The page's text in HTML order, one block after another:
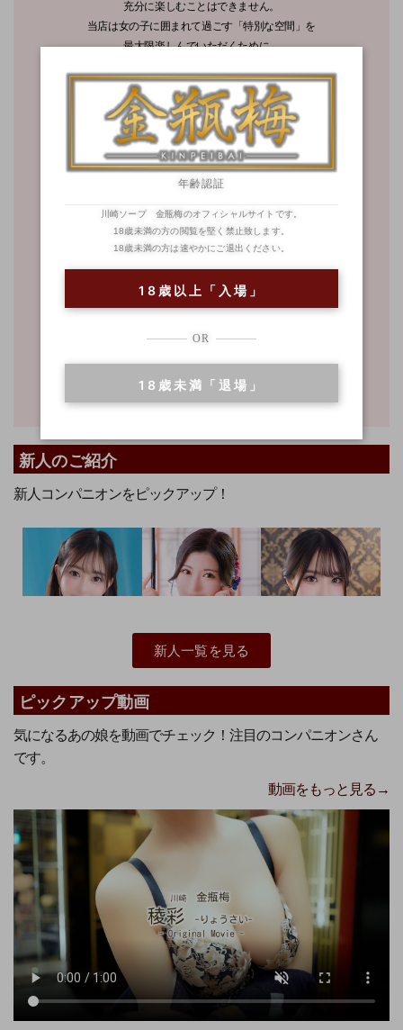
充分に楽しむことはできません。
当店は女の子に囲まれて過ごす「特別な空間」を
最大限楽しんでいただくために、
②多数の対応コンパニオン
当店には二輪車対応の女の子が多数在籍。
豊富な組み合せからお好みペアを選べます。
③指名料がかからない
二輪車の料金は『総額×女の子の数』。
当店は指名料がかかりませんので、
それ以上の追加料金はありません。
ソープランドの別世界『二輪車』を
二輪車対応コンパニオン一覧
新人のご紹介
新人コンパニオンをピックアップ！
杏樹 あんじゅ 要 かなめ こうか
新人一覧を見る
ピックアップ動画
気になるあの娘を動画でチェック！注目のコンパニオンさん
です。
動画をもっと見る→
年齢認証
川崎ソープ 金瓶梅のオフィシャルサイトです。
18歳未満の方の閲覧を堅く禁止致します。
18歳未満の方は速やかにご退出ください。
18歳以上「入場」
OR
18歳未満「退場」